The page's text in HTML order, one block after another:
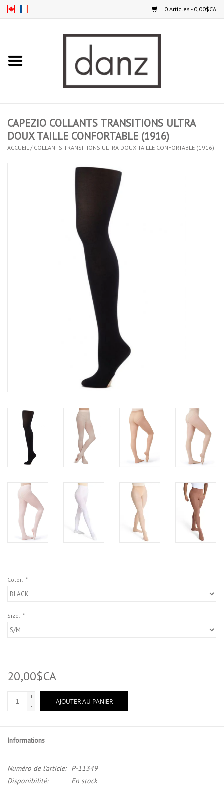
0 Articles - 0,00$CA
COLLANTS
CAPEZIO COLLANTS TRANSITIONS ULTRA
DOUX TAILLE CONFORTABLE (1916)
ACCUEIL / COLLANTS TRANSITIONS ULTRA DOUX TAILLE CONFORTABLE (1916)
Color: *
Size: *
20,00$CA
+
-
AJOUTER AU PANIER
Informations
Numéro de l'article:
P-11349
Disponibilité:
En stock